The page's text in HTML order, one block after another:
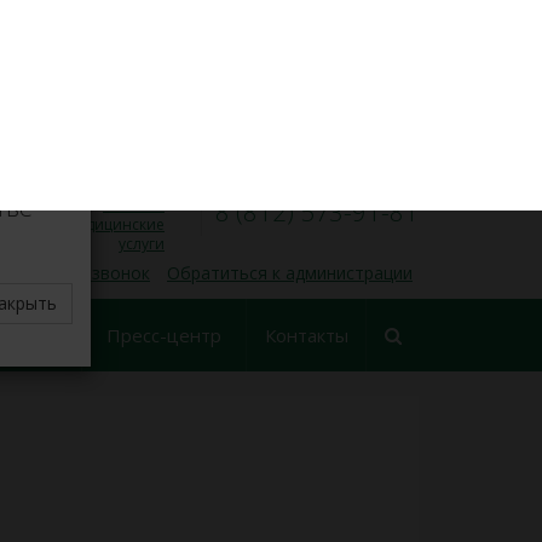
медицинские
услуги
8 (812) 573-91-81
обратный звонок Обратиться к администрации
Пресс-центр Контакты